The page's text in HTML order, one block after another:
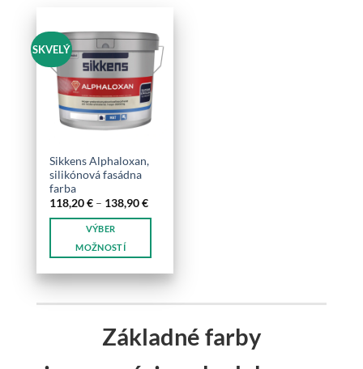
SKVELÝ
Sikkens Alphaloxan,
silikónová fasádna
farba
118,20€ – 138,90€Price
118,20 €
VÝBER
MOŽNOSTÍ
produkt
Základné farby